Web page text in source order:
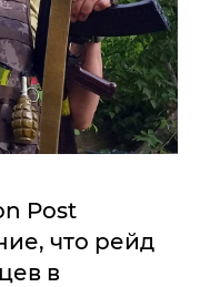
Post
что рейд
в